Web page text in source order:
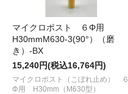
マイクロポスト ６Φ用
H30mmM630-3(90°）（磨
き）-BX
15,240円(税込16,764円)
マイクロポスト（こぼれ止め） ６
Φ用 H30mm（M630型）